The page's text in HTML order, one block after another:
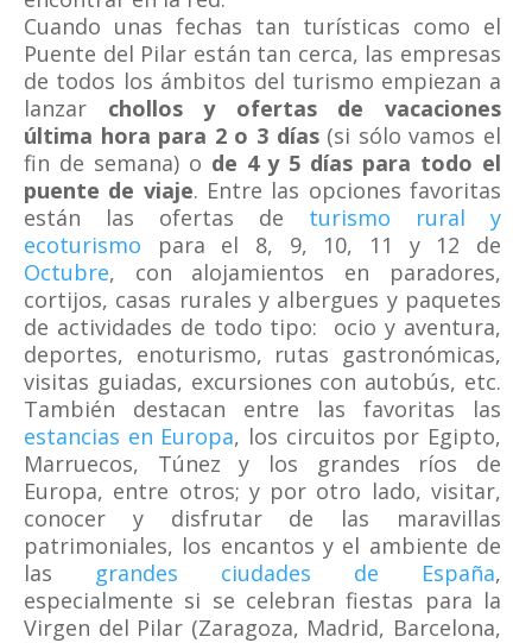
Cuando unas fechas tan turísticas como el
Puente del Pilar están tan cerca, las empresas
de todos los ámbitos del turismo empiezan a
lanzar chollos y ofertas de vacaciones
última hora para 2 o 3 días (si sólo vamos el
fin de semana) o de 4 y 5 días para todo el
puente de viaje. Entre las opciones favoritas
están las ofertas de turismo rural y
ecoturismo para el 8, 9, 10, 11 y 12 de
Octubre, con alojamientos en paradores,
cortijos, casas rurales y albergues y paquetes
de actividades de todo tipo: ocio y aventura,
deportes, enoturismo, rutas gastronómicas,
visitas guiadas, excursiones con autobús, etc.
También destacan entre las favoritas las
estancias en Europa, los circuitos por Egipto,
Marruecos, Túnez y los grandes ríos de
Europa, entre otros; y por otro lado, visitar,
conocer y disfrutar de las maravillas
patrimoniales, los encantos y el ambiente de
las grandes ciudades de España,
especialmente si se celebran fiestas para la
Virgen del Pilar (Zaragoza, Madrid, Barcelona,